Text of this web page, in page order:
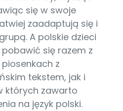
się w swoje
zaadaptują się i
A polskie dzieci
się razem z
z
tekstem, jak i
których zawarto
na język polski.